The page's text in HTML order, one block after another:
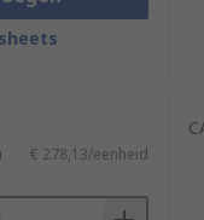
€ 278,13/eenheid